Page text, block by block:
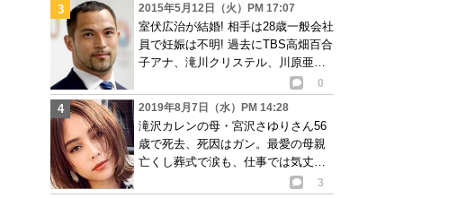
2015年5月12日（火）PM 17:07
室伏広治が結婚! 相手は28歳一般会社
員で妊娠は不明! 過去にTBS高畑百合
子アナ、滝川クリステル、川原亜矢
0
2019年8月7日（水）PM 14:28
滝沢カレンの母・宮沢さゆりさん56
歳で死去、死因はガン。最愛の母親
亡くし葬式で涙も、仕事では気丈に
3